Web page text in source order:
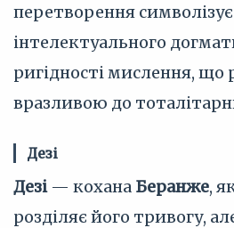
перетворення
інтелектуального
ригідності мислення,
вразливою до
Дезі
Дезі— кохана Беранже,
розділяє його тривогу,